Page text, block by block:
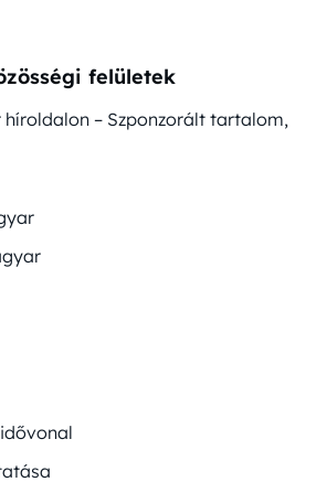
felületek
– Szponzorált tartalom,